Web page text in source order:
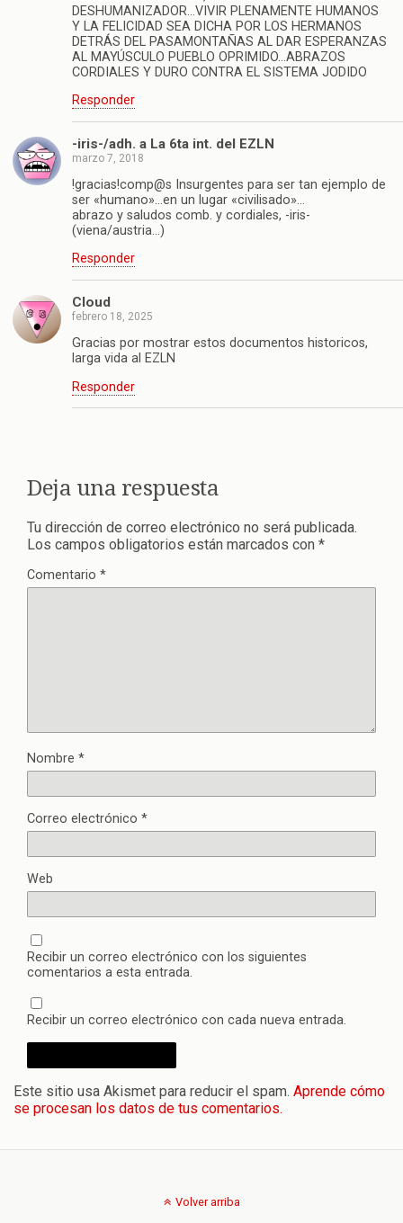
DESHUMANIZADOR…VIVIR PLENAMENTE HUMANOS
Y LA FELICIDAD SEA DICHA POR LOS HERMANOS
DETRÁS DEL PASAMONTAÑAS AL DAR ESPERANZAS
AL MAYÚSCULO PUEBLO OPRIMIDO…ABRAZOS
CORDIALES Y DURO CONTRA EL SISTEMA JODIDO
Responder
-iris-/adh. a La 6ta int. del EZLN
marzo 7, 2018
!gracias!comp@s Insurgentes para ser tan ejemplo de
ser «humano»…en un lugar «civilisado»…
abrazo y saludos comb. y cordiales, -iris-
(viena/austria…)
Responder
Cloud
febrero 18, 2025
Gracias por mostrar estos documentos historicos,
larga vida al EZLN
Responder
Deja una respuesta
Tu dirección de correo electrónico no será publicada.
Los campos obligatorios están marcados con *
Comentario *
Nombre *
Correo electrónico *
Web
Recibir un correo electrónico con los siguientes
comentarios a esta entrada.
Recibir un correo electrónico con cada nueva entrada.
Este sitio usa Akismet para reducir el spam. Aprende cómo
se procesan los datos de tus comentarios.
Volver arriba